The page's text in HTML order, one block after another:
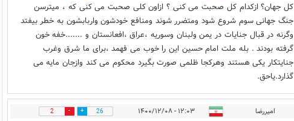
کل جهان؟ ازکدام کل صحبت می کنی ؟ ازاون کلی صحبت می کنی که ، میترسن
جنگ جهانی سوم شروع شود ومتضرر شوند ومنافع خودشون واربابشون به خطر بیفتد
وگرنه در قبال جنایات در یمن ولبنان وسوریه ،عراق ،افعانستان و .......خفه خون
گرفته بودند . بله ملت امام حسین این را خوب می فهمد ،برای ما شرق وغرب
جنایتکار یکی هستند وهرکجا ظلمی صورت بگیرد محکوم می کند وازجان مایه می
گذارد.یاحق.
امیررضا ۱۲:۰۳ - ۱۴۰۰/۱۲/۰۸ 26
2